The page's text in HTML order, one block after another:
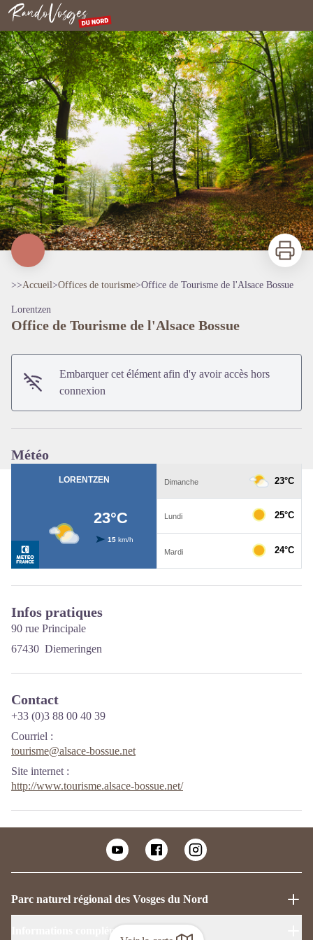
Rando Vosges du Nord
Office de Tourisme de l'Alsace Bossue
Voir l'image en plein écran
Imprimer
>>Accueil>Offices de tourisme>Office de Tourisme de l'Alsace Bossue
Lorentzen
Office de Tourisme de l'Alsace Bossue
Embarquer cet élément afin d'y avoir accès hors
connexion
Météo
Infos pratiques
90 rue Principale
67430 Diemeringen
Contact
+33 (0)3 88 00 40 39
Courriel :
tourisme@alsace-bossue.net
Site internet :
http://www.tourisme.alsace-bossue.net/
Parc naturel régional des Vosges du Nord
Informations complémentaires